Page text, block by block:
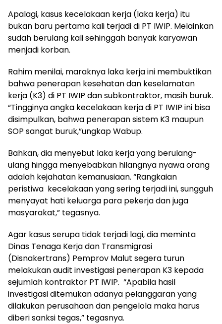
Apalagi, kasus kecelakaan kerja (laka kerja) itu
bukan baru pertama kali terjadi di PT IWIP. Melainkan
sudah berulang kali sehinggah banyak karyawan
menjadi korban.
Rahim menilai, maraknya laka kerja ini membuktikan
bahwa penerapan kesehatan dan keselamatan
kerja (K3) di PT IWIP dan subkontraktor, masih buruk.
“Tingginya angka kecelakaan kerja di PT IWIP ini bisa
disimpulkan, bahwa penerapan sistem K3 maupun
SOP sangat buruk,”ungkap Wabup.
Bahkan, dia menyebut laka kerja yang berulang-
ulang hingga menyebabkan hilangnya nyawa orang
adalah kejahatan kemanusiaan. “Rangkaian
peristiwa kecelakaan yang sering terjadi ini, sungguh
menyayat hati keluarga para pekerja dan juga
masyarakat,” tegasnya.
Agar kasus serupa tidak terjadi lagi, dia meminta
Dinas Tenaga Kerja dan Transmigrasi
(Disnakertrans) Pemprov Malut segera turun
melakukan audit investigasi penerapan K3 kepada
sejumlah kontraktor PT IWIP. “Apabila hasil
investigasi ditemukan adanya pelanggaran yang
dilakukan perusahaan dan pengelola maka harus
diberi sanksi tegas,” tegasnya.